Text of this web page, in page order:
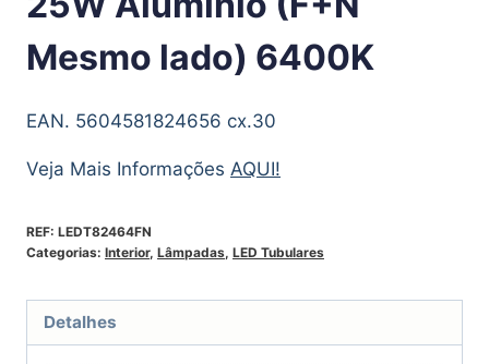
Mesmo lado) 6400K
EAN. 5604581824656 cx.30
Veja Mais Informações AQUI!
REF: LEDT82464FN
Categorias: Interior, Lâmpadas, LED Tubulares
Detalhes